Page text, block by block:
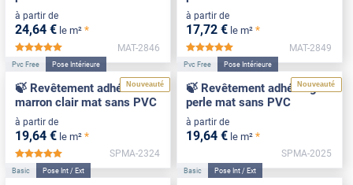
à partir de
24,64 € le m² *
*****
MAT-2846
à partir de
17,72 € le m² *
MAT-2849
Nouveauté
Pvc Free Pose Intérieure
🍃 Revêtement adhésif
marron clair mat sans PVC
à partir de
19,64 € le m² *
*****
SPMA-2324
Nouveauté
Pvc Free Pose Intérieure
🍃 Revêtement adhésif gris
perle mat sans PVC
à partir de
19,64 € le m² *
SPMA-2025
Basic Pose Int / Ext Basic Pose Int / Ext